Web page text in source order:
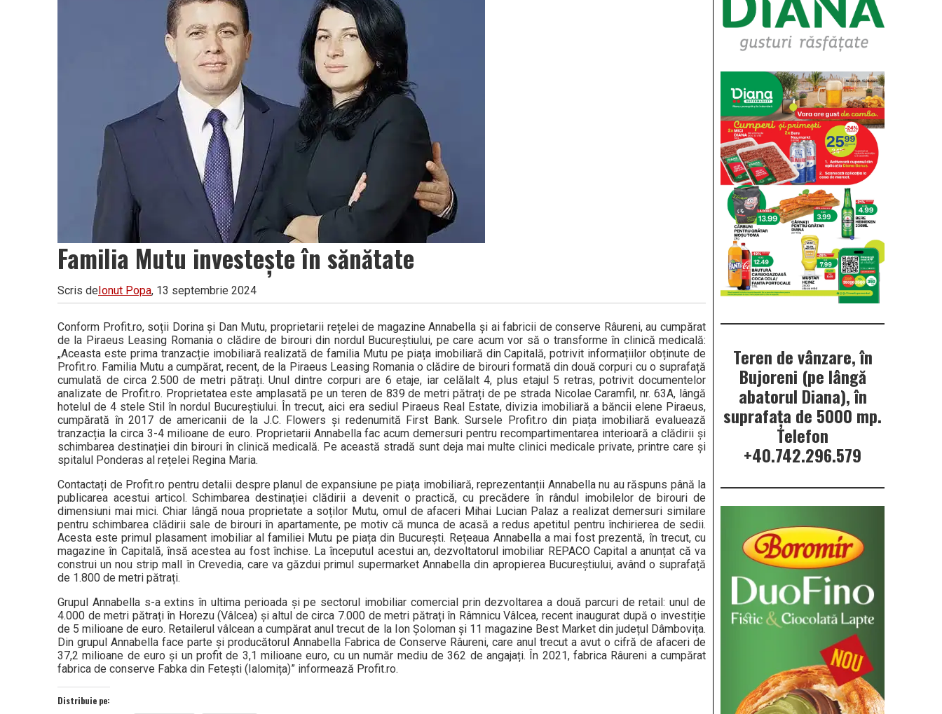
Vâlcea
Familia Mutu investește în sănătate
Scris deIonut Popa, 13 septembrie 2024
Conform Profit.ro, soții Dorina și Dan Mutu, proprietarii rețelei de magazine Annabella și ai fabricii de conserve Râureni, au cumpărat
de la Piraeus Leasing Romania o clădire de birouri din nordul Bucureștiului, pe care acum vor să o transforme în clinică medicală:
„Aceasta este prima tranzacție imobiliară realizată de familia Mutu pe piața imobiliară din Capitală, potrivit informațiilor obținute de
Profit.ro. Familia Mutu a cumpărat, recent, de la Piraeus Leasing Romania o clădire de birouri formată din două corpuri cu o suprafață
cumulată de circa 2.500 de metri pătrați. Unul dintre corpuri are 6 etaje, iar celălalt 4, plus etajul 5 retras, potrivit documentelor
analizate de Profit.ro. Proprietatea este amplasată pe un teren de 839 de metri pătrați de pe strada Nicolae Caramfil, nr. 63A, lângă
hotelul de 4 stele Stil în nordul Bucureștiului. În trecut, aici era sediul Piraeus Real Estate, divizia imobiliară a băncii elene Piraeus,
cumpărată în 2017 de americanii de la J.C. Flowers și redenumită First Bank. Sursele Profit.ro din piața imobiliară evaluează
tranzacția la circa 3-4 milioane de euro. Proprietarii Annabella fac acum demersuri pentru recompartimentarea interioară a clădirii și
schimbarea destinației din birouri în clinică medicală. Pe această stradă sunt deja mai multe clinici medicale private, printre care și
spitalul Ponderas al rețelei Regina Maria.
Contactați de Profit.ro pentru detalii despre planul de expansiune pe piața imobiliară, reprezentanții Annabella nu au răspuns până la
publicarea acestui articol. Schimbarea destinației clădirii a devenit o practică, cu precădere în rândul imobilelor de birouri de
dimensiuni mai mici. Chiar lângă noua proprietate a soților Mutu, omul de afaceri Mihai Lucian Palaz a realizat demersuri similare
pentru schimbarea clădirii sale de birouri în apartamente, pe motiv că munca de acasă a redus apetitul pentru închirierea de sedii.
Acesta este primul plasament imobiliar al familiei Mutu pe piața din București. Rețeaua Annabella a mai fost prezentă, în trecut, cu
magazine în Capitală, însă acestea au fost închise. La începutul acestui an, dezvoltatorul imobiliar REPACO Capital a anunțat că va
construi un nou strip mall în Crevedia, care va găzdui primul supermarket Annabella din apropierea Bucureștiului, având o suprafață
de 1.800 de metri pătrați.
Grupul Annabella s-a extins în ultima perioada și pe sectorul imobiliar comercial prin dezvoltarea a două parcuri de retail: unul de
4.000 de metri pătrați în Horezu (Vâlcea) și altul de circa 7.000 de metri pătrați în Râmnicu Vâlcea, recent inaugurat după o investiție
de 5 milioane de euro. Retailerul vâlcean a cumpărat anul trecut de la Ion Șoloman și 11 magazine Best Market din județul Dâmbovița.
Din grupul Annabella face parte și producătorul Annabella Fabrica de Conserve Râureni, care anul trecut a avut o cifră de afaceri de
37,2 milioane de euro și un profit de 3,1 milioane euro, cu un număr mediu de 362 de angajați. În 2021, fabrica Râureni a cumpărat
fabrica de conserve Fabka din Fetești (Ialomița)” informează Profit.ro.
Distribuie pe:
Teren de vânzare, în
Bujoreni (pe lângă
abatorul Diana), în
suprafața de 5000 mp.
Telefon
+40.742.296.579